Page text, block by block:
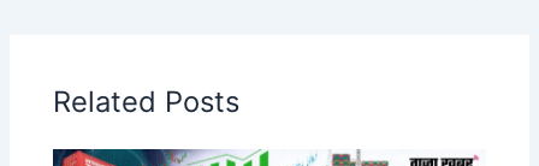
Related Posts